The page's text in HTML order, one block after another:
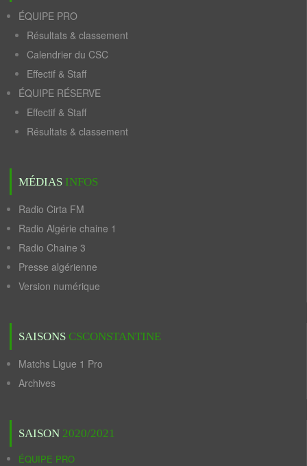
ÉQUIPE PRO
Résultats & classement
Calendrier du CSC
Effectif & Staff
ÉQUIPE RÉSERVE
Effectif & Staff
Résultats & classement
MÉDIAS INFOS
Radio Cirta FM
Radio Algérie chaine 1
Radio Chaine 3
Presse algérienne
Version numérique
SAISONS CSCONSTANTINE
Matchs Ligue 1 Pro
Archives
SAISON 2020/2021
ÉQUIPE PRO